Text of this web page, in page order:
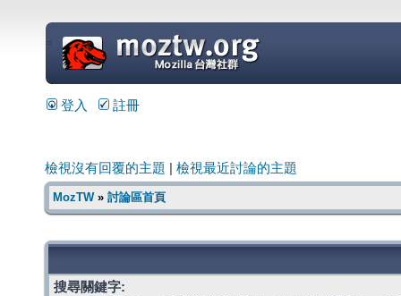
=
登入 註冊
檢視沒有回覆的主題 檢視最近討論的主題
MozTW» 討論區首頁
搜尋關鍵字: